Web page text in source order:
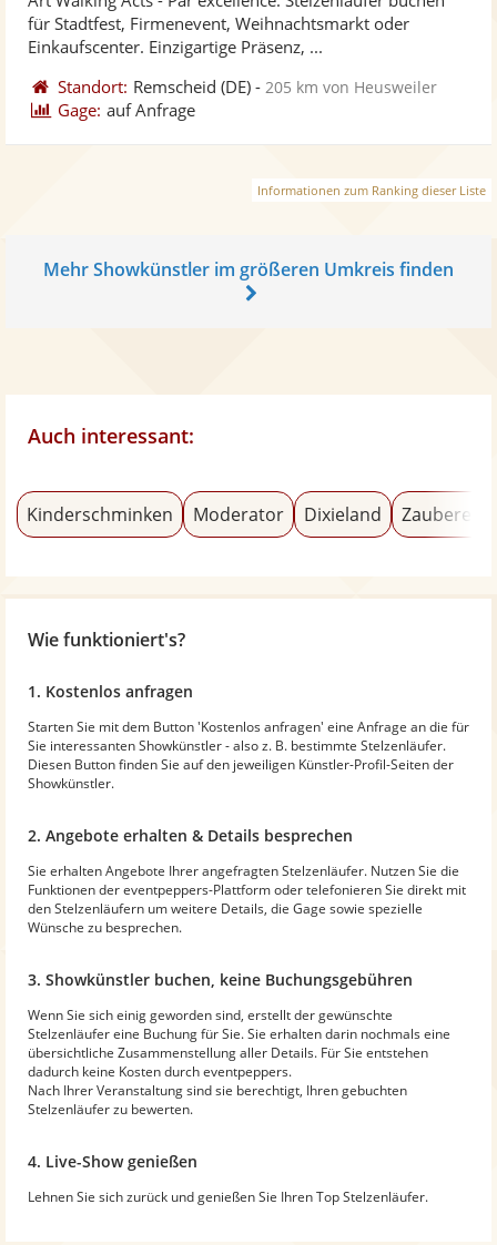
Fotos
für Stadtfest, Firmenevent, Weihnachtsmarkt oder
Einkaufscenter. Einzigartige Präsenz, ...
Standort: Remscheid (DE) - 205 km von Heusweiler
Gage: auf Anfrage
Informationen zum Ranking dieser Liste
Mehr Showkünstler im größeren Umkreis finden
Auch interessant:
Kinderschminken Moderator Dixieland Zauberer
Wie funktioniert's?
1. Kostenlos anfragen
Starten Sie mit dem Button 'Kostenlos anfragen' eine Anfrage an die für
Sie interessanten Showkünstler - also z. B. bestimmte Stelzenläufer.
Diesen Button finden Sie auf den jeweiligen Künstler-Profil-Seiten der
Showkünstler.
2. Angebote erhalten & Details besprechen
Sie erhalten Angebote Ihrer angefragten Stelzenläufer. Nutzen Sie die
Funktionen der eventpeppers-Plattform oder telefonieren Sie direkt mit
den Stelzenläufern um weitere Details, die Gage sowie spezielle
Wünsche zu besprechen.
3. Showkünstler buchen, keine Buchungsgebühren
Wenn Sie sich einig geworden sind, erstellt der gewünschte
Stelzenläufer eine Buchung für Sie. Sie erhalten darin nochmals eine
übersichtliche Zusammenstellung aller Details. Für Sie entstehen
dadurch keine Kosten durch eventpeppers.
Nach Ihrer Veranstaltung sind sie berechtigt, Ihren gebuchten
Stelzenläufer zu bewerten.
4. Live-Show genießen
Lehnen Sie sich zurück und genießen Sie Ihren Top Stelzenläufer.